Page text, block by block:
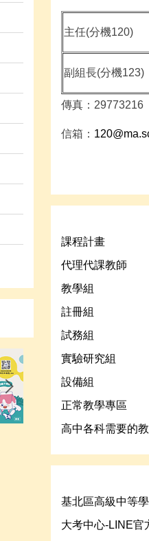
主任(分機120)
副組長(分機123)
傳真：29773216
信箱：
課程計畫
代理代課教師
教學組
註冊組
試務組
實驗研究組
設備組
正常教學專區
高中各科需要的
基北區高級中等
大考中心-LINE官